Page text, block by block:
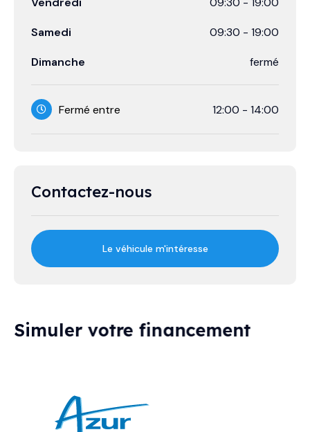
Samedi 09:30 - 19:00
Dimanche fermé
Fermé entre 12:00 - 14:00
Contactez-nous
Le véhicule m'intéresse
Simuler votre financement